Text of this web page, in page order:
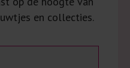
en collecties.